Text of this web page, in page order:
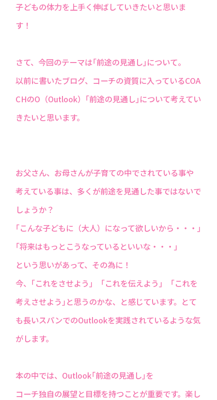
子どもの体力を上手く伸ばしていきたいと思いま
す！
さて、今回のテーマは｢前途の見通し｣について。
以前に書いたブログ、コーチの資質に入っているCOA
CHのO（Outlook）｢前途の見通し｣について考えてい
きたいと思います。
お父さん、お母さんが子育ての中でされている事や
考えている事は、多くが前途を見通した事ではないで
しょうか？
｢こんな子どもに（大人）になって欲しいから・・・｣
｢将来はもっとこうなっているといいな・・・｣
という思いがあって、その為に！
今、｢これをさせよう｣ ｢これを伝えよう｣ ｢これを
考えさせよう｣と思うのかな、と感じています。とて
も長いスパンでのOutlookを実践されているような気
がします。
本の中では、Outlook｢前途の見通し｣を
コーチ独自の展望と目標を持つことが重要です。楽し